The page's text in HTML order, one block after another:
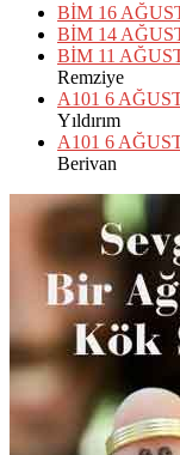
BİM 16
BİM 14
BİM 11
Remziye
A101 6
Yıldırım
A101 6
Berivan